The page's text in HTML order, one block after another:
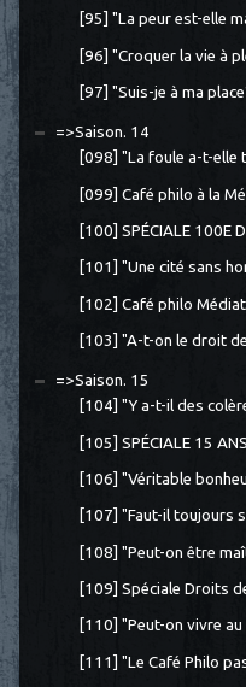
[95] "La peur est-elle
[96] "Croquer la vie à
[97] "Suis-je à ma
=>Saison. 14
[098] "La foule a-t-elle
[099] Café philo à la
[100] SPÉCIALE 100E
[101] "Une cité sans
[102] Café philo
[103] "A-t-on le droit
=>Saison. 15
[104] "Y a-t-il des
[105] SPÉCIALE 15
[106] "Véritable
[107] "Faut-il toujours
[108] "Peut-on être
[109] Spéciale Droits
[110] "Peut-on vivre
[111] "Le Café Philo